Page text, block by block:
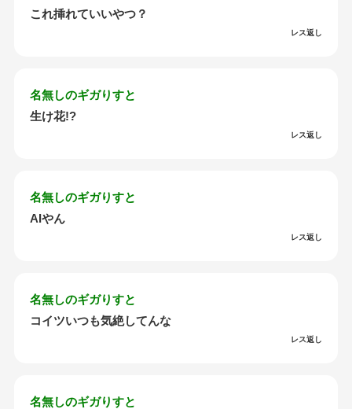
これ挿れていいやつ？
レス返し
名無しのギガりすと
生け花!?
レス返し
名無しのギガりすと
AIやん
レス返し
名無しのギガりすと
コイツいつも気絶してんな
レス返し
名無しのギガりすと